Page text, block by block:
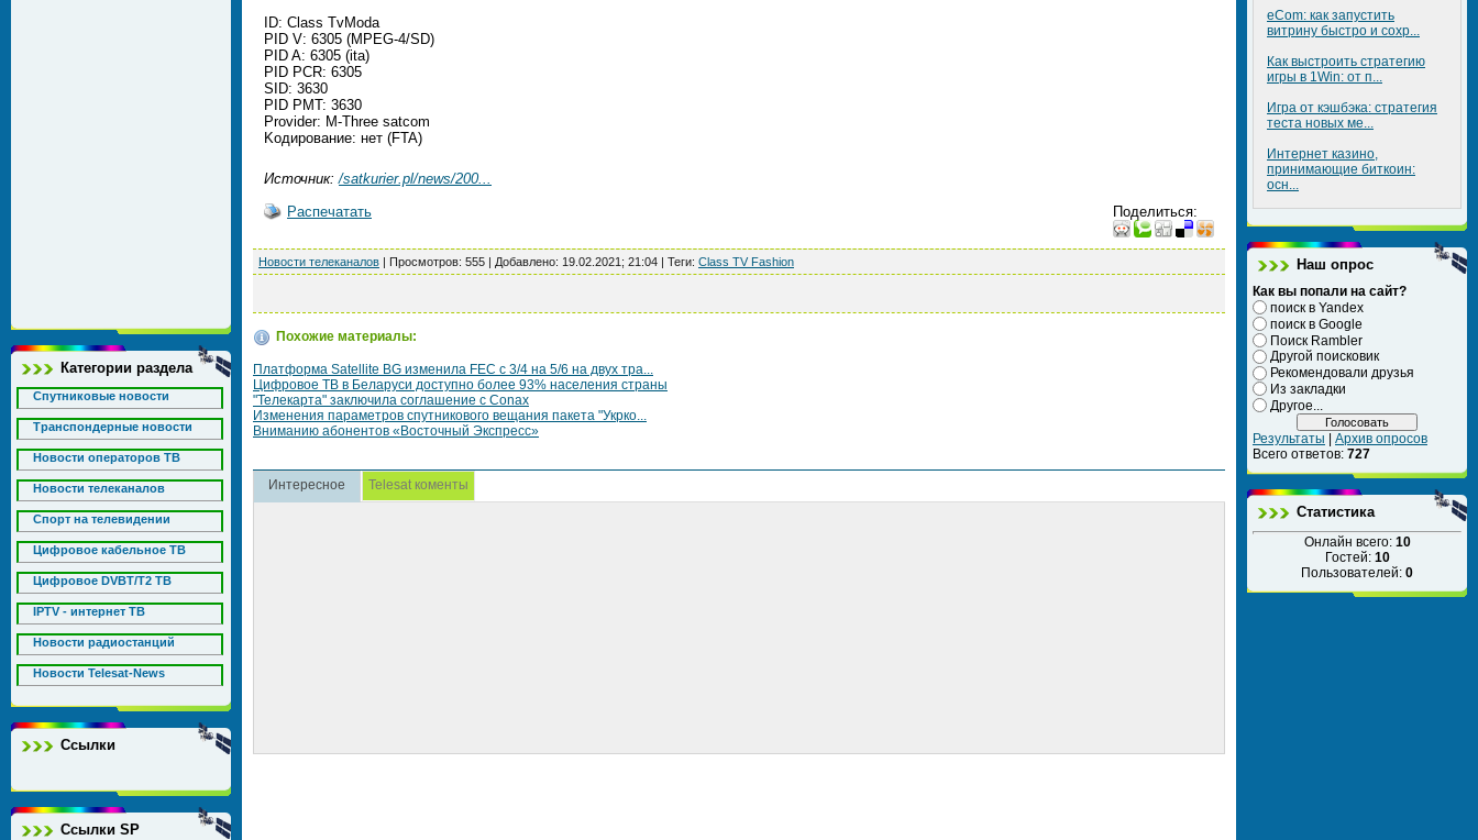
Категории раздела
Спутниковые новости
Транспондерные новости
Новости операторов ТВ
Новости телеканалов
Спорт на телевидении
Цифровое кабельное ТВ
Цифровое DVBT/T2 ТВ
IPTV - интернет ТВ
Новости радиостанций
Новости Telesat-News
Ссылки
Ссылки SP
ID: Class TvModa
PID V: 6305 (MPEG-4/SD)
PID A: 6305 (ita)
PID PCR: 6305
SID: 3630
PID PMT: 3630
Provider: M-Three satcom
Koдирование: нет (FTA)
Источник:/satkurier.pl/news/200...
Распечатать
Поделиться:
Новости телеканалов | Просмотров: 555 | Добавлено: 19.02.2021; 21:04 | Теги: Class TV Fashion
Похожие материалы:
Платформа Satellite BG изменила FEC c 3/4 на 5/6 на двух тра...
Цифровое ТВ в Беларуси доступно более 93% населения страны
"Телекарта" заключила соглашение с Conax
Изменения параметров спутникового вещания пакета "Укрко...
Вниманию абонентов «Восточный Экспресс»
Интересное Telesat коменты
eCom: как запустить
витрину быстро и сохр...
Как выстроить стратегию
игры в 1Win: от п...
Игра от кэшбэка: стратегия
теста новых ме...
Интернет казино,
принимающие биткоин:
осн...
Наш опрос
Как вы попали на сайт?
поиск в Yandex
поиск в Google
Поиск Rambler
Другой поисковик
Рекомендовали друзья
Из закладки
Другое...
Результаты | Архив опросов
Всего ответов: 727
Статистика
Онлайн всего: 10
Гостей: 10
Пользователей: 0